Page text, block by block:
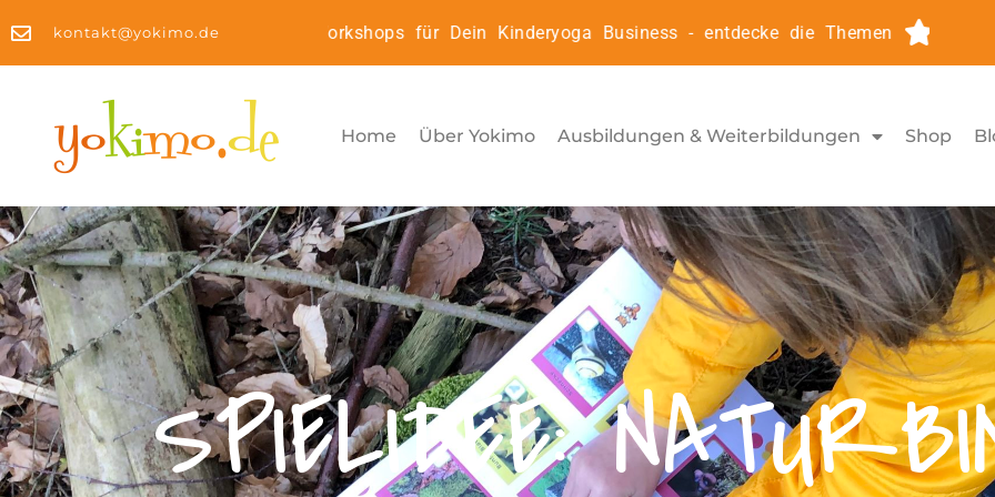
kontakt@yokimo.de
Kinderyoga2Go: Online Workshops für Dein Kinderyoga Business - entdecke die Themen
Home Über Yokimo Ausbildungen & Weiterbildungen Shop
SPIELIDEE: